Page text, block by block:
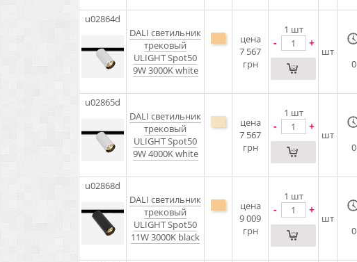
u02864d
DALI cветильник
трековый
ULIGHT Spot50
9W 3000K white
цена
7 567
грн
1 шт
- +
шт
0
u02865d
DALI cветильник
трековый
ULIGHT Spot50
9W 4000K white
цена
7 567
грн
1 шт
- +
шт
0
u02868d
DALI cветильник
трековый
ULIGHT Spot50
11W 3000K black
цена
9 009
грн
1 шт
- +
шт
0